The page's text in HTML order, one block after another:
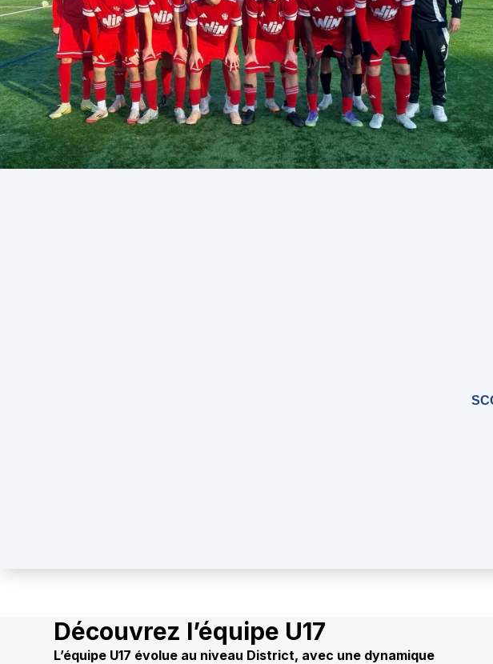
Découvrez l’équipe U17
L’équipe U17 évolue au niveau District, avec une dynamique